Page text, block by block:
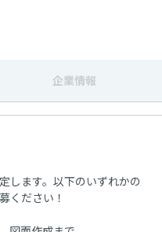
企業情報
します。以下のいずれかの
ください！